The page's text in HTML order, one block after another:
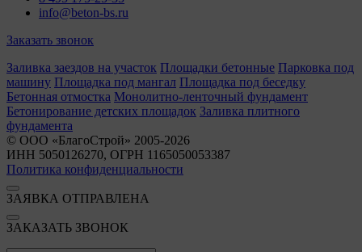
info@beton-bs.ru
Заказать звонок
Заливка заездов на участок Площадки бетонные Парковка под
машину Площадка под мангал Площадка под беседку
Бетонная отмостка Монолитно-ленточный фундамент
Бетонирование детских площадок Заливка плитного
фундамента
© ООО «БлагоСтрой» 2005-2026
ИНН 5050126270, ОГРН 1165050053387
Политика конфиденциальности
ЗАЯВКА ОТПРАВЛЕНА
ЗАКАЗАТЬ ЗВОНОК